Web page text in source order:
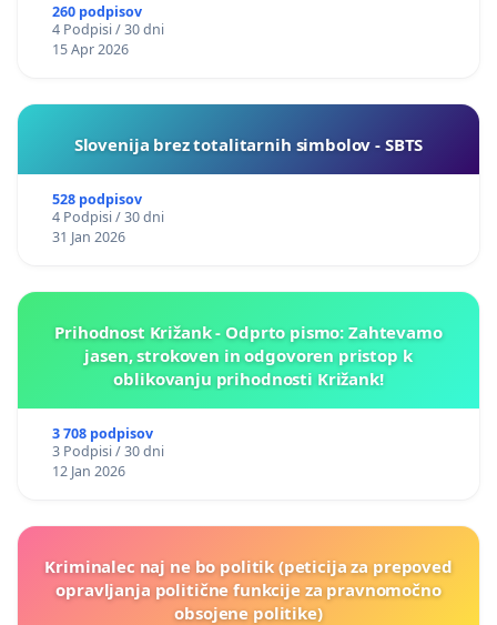
260 podpisov
4 Podpisi / 30 dni
15 Apr 2026
Slovenija brez totalitarnih simbolov - SBTS
528 podpisov
4 Podpisi / 30 dni
31 Jan 2026
Prihodnost Križank - Odprto pismo: Zahtevamo
jasen, strokoven in odgovoren pristop k
oblikovanju prihodnosti Križank!
3 708 podpisov
3 Podpisi / 30 dni
12 Jan 2026
Kriminalec naj ne bo politik (peticija za prepoved
opravljanja politične funkcije za pravnomočno
obsojene politike)